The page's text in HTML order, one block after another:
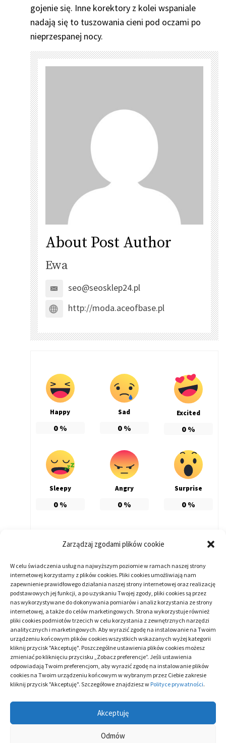
Zarządzaj zgodami plików cookie
W celu świadczenia usług na najwyższym poziomie w ramach naszej strony
internetowej korzystamy z plików cookies. Pliki cookies umożliwiają nam
zapewnienie prawidłowego działania naszej strony internetowej oraz realizację
podstawowych jej funkcji, a po uzyskaniu Twojej zgody, pliki cookies są przez
nas wykorzystywane do dokonywania pomiarów i analiz korzystania ze strony
internetowej, a także do celów marketingowych. Strona wykorzystuje również
pliki cookies podmiotów trzecich w celu korzystania z zewnętrznych narzędzi
analitycznych i marketingowych. Aby wyrazić zgodę na instalowanie na Twoim
urządzeniu końcowym plików cookies wszystkich wskazanych wyżej kategorii
kliknij przycisk "Akceptuję". Poszczególne ustawienia plików cookies możesz
zmieniać po kliknięciu przycisku „Zobacz preferencje”. Jeśli ustawienia
odpowiadają Twoim preferencjom, aby wyrazić zgodę na instalowanie plików
cookies na Twoim urządzeniu końcowym w wybranym przez Ciebie zakresie
kliknij przycisk "Akceptuję". Szczegółowe znajdziesz w Polityce prywatności.
Akceptuję
Odmów
gojenie się. Inne korektory z kolei wspaniale
nadają się to tuszowania cieni pod oczami po
nieprzespanej nocy.
About Post Author
Ewa
seo@seosklep24.pl
http://moda.aceofbase.pl
Happy
0%
Sad
0%
Excited
0%
Sleepy
0%
Angry
0%
Surprise
0%
CATEGORY: ARTYKUŁ SPONSOROWANY / URODA
Zobacz
wpisy
Previous
post:
Informacje o macicy – poronienia oraz aborcje
Next
post:
Kompozycja poligraficzna dla każdego ślubu